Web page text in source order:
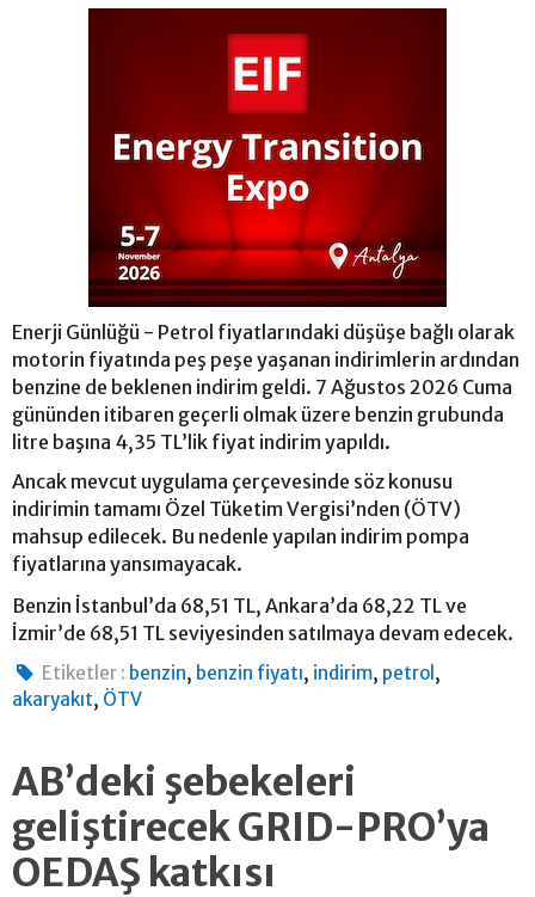
Enerji Günlüğü - Petrol fiyatlarındaki düşüşe bağlı olarak
motorin fiyatında peş peşe yaşanan indirimlerin ardından
benzine de beklenen indirim geldi. 7 Ağustos 2026 Cuma
gününden itibaren geçerli olmak üzere benzin grubunda
litre başına 4,35 TL’lik fiyat indirim yapıldı.
Ancak mevcut uygulama çerçevesinde söz konusu
indirimin tamamı Özel Tüketim Vergisi’nden (ÖTV)
mahsup edilecek. Bu nedenle yapılan indirim pompa
fiyatlarına yansımayacak.
Benzin İstanbul’da 68,51 TL, Ankara’da 68,22 TL ve
İzmir’de 68,51 TL seviyesinden satılmaya devam edecek.
Etiketler : benzin, benzin fiyatı, indirim, petrol ,
akaryakıt, ÖTV
AB’deki şebekeleri
geliştirecek GRID-PRO’ya
OEDAŞ katkısı